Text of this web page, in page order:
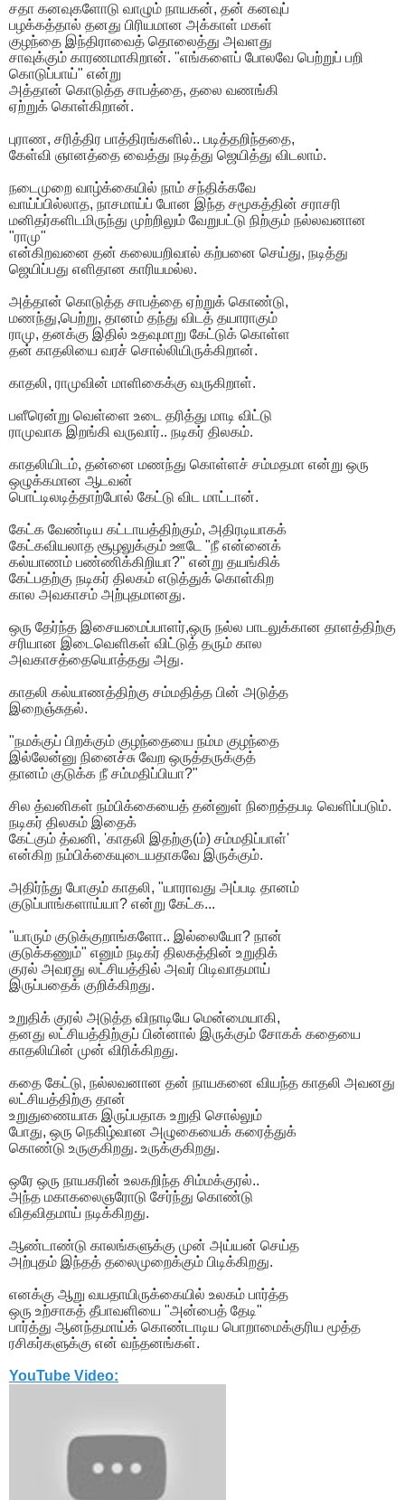
சதா கனவுகளோடு வாழும் நாயகன், தன் கனவுப்
பழக்கத்தால் தனது பிரியமான அக்காள் மகள்
குழந்தை இந்திராவைத் தொலைத்து அவளது
சாவுக்கும் காரணமாகிறான். "எங்களைப் போலவே பெற்றுப் பறி
கொடுப்பாய்" என்று
அத்தான் கொடுத்த சாபத்தை, தலை வணங்கி
ஏற்றுக் கொள்கிறான்.
புராண, சரித்திர பாத்திரங்களில்.. படித்தறிந்ததை,
கேள்வி ஞானத்தை வைத்து நடித்து ஜெயித்து விடலாம்.
நடைமுறை வாழ்க்கையில் நாம் சந்திக்கவே
வாய்ப்பில்லாத, நாசமாய்ப் போன இந்த சமூகத்தின் சராசரி
மனிதர்களிடமிருந்து முற்றிலும் வேறுபட்டு நிற்கும் நல்லவனான
"ராமு"
என்கிறவனை தன் கலையறிவால் கற்பனை செய்து, நடித்து
ஜெயிப்பது எளிதான காரியமல்ல.
அத்தான் கொடுத்த சாபத்தை ஏற்றுக் கொண்டு,
மணந்து,பெற்று, தானம் தந்து விடத் தயாராகும்
ராமு, தனக்கு இதில் உதவுமாறு கேட்டுக் கொள்ள
தன் காதலியை வரச் சொல்லியிருக்கிறான்.
காதலி, ராமுவின் மாளிகைக்கு வருகிறாள்.
பளீரென்று வெள்ளை உடை தரித்து மாடி விட்டு
ராமுவாக இறங்கி வருவார்.. நடிகர் திலகம்.
காதலியிடம், தன்னை மணந்து கொள்ளச் சம்மதமா என்று ஒரு
ஒழுக்கமான ஆடவன்
பொட்டிலடித்தாற்போல் கேட்டு விட மாட்டான்.
கேட்க வேண்டிய கட்டாயத்திற்கும், அதிரடியாகக்
கேட்கவியலாத சூழலுக்கும் ஊடே "நீ என்னைக்
கல்யாணம் பண்ணிக்கிறியா?" என்று தயங்கிக்
கேட்பதற்கு நடிகர் திலகம் எடுத்துக் கொள்கிற
கால அவகாசம் அற்புதமானது.
ஒரு தேர்ந்த இசையமைப்பாளர்,ஒரு நல்ல பாடலுக்கான தாளத்திற்கு
சரியான இடைவெளிகள் விட்டுத் தரும் கால
அவகாசத்தையொத்தது அது.
காதலி கல்யாணத்திற்கு சம்மதித்த பின் அடுத்த
இறைஞ்சுதல்.
"நமக்குப் பிறக்கும் குழந்தையை நம்ம குழந்தை
இல்லேன்னு நினைச்சு வேற ஒருத்தருக்குத்
தானம் குடுக்க நீ சம்மதிப்பியா?"
சில த்வனிகள் நம்பிக்கையைத் தன்னுள் நிறைத்தபடி வெளிப்படும்.
நடிகர் திலகம் இதைக்
கேட்கும் த்வனி, 'காதலி இதற்கு(ம்) சம்மதிப்பாள்'
என்கிற நம்பிக்கையுடையதாகவே இருக்கும்.
அதிர்ந்து போகும் காதலி, "யாராவது அப்படி தானம்
குடுப்பாங்களாய்யா? என்று கேட்க...
"யாரும் குடுக்குறாங்களோ.. இல்லையோ? நான்
குடுக்கணும்" எனும் நடிகர் திலகத்தின் உறுதிக்
குரல் அவரது லட்சியத்தில் அவர் பிடிவாதமாய்
இருப்பதைக் குறிக்கிறது.
உறுதிக் குரல் அடுத்த விநாடியே மென்மையாகி,
தனது லட்சியத்திற்குப் பின்னால் இருக்கும் சோகக் கதையை
காதலியின் முன் விரிக்கிறது.
கதை கேட்டு, நல்லவனான தன் நாயகனை வியந்த காதலி அவனது
லட்சியத்திற்கு தான்
உறுதுணையாக இருப்பதாக உறுதி சொல்லும்
போது, ஒரு நெகிழ்வான அழுகையைக் கரைத்துக்
கொண்டு உருகுகிறது. உருக்குகிறது.
ஒரே ஒரு நாயகரின் உலகறிந்த சிம்மக்குரல்..
அந்த மகாகலைஞரோடு சேர்ந்து கொண்டு
விதவிதமாய் நடிக்கிறது.
ஆண்டாண்டு காலங்களுக்கு முன் அய்யன் செய்த
அற்புதம் இந்தத் தலைமுறைக்கும் பிடிக்கிறது.
எனக்கு ஆறு வயதாயிருக்கையில் உலகம் பார்த்த
ஒரு உற்சாகத் தீபாவளியை "அன்பைத் தேடி"
பார்த்து ஆனந்தமாய்க் கொண்டாடிய பொறாமைக்குரிய மூத்த
ரசிகர்களுக்கு என் வந்தனங்கள்.
YouTube Video: